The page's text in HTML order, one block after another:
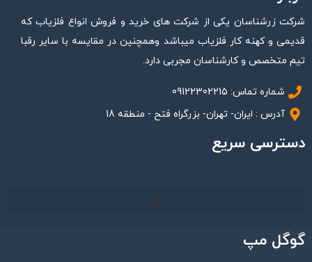
شرکت زرشناسان یکی از شرکت های خرید و فروش انواع فلزیاب که
قدیمی و کهنه کار فلزیاب میباشد وهمچنین در مقایسه با سایر رقبا
تیم متخصص و کارشناسان مجربی دارد.
شماره تماس: 09122302215
آدرس : ایران- تهران- بزرگراه فتح - منطقه 18
دسترسی سریع
گوگل مپ